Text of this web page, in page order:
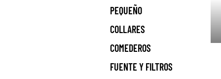
PEQUEÑO
COLLARES
COMEDEROS
FUENTE Y FILTROS